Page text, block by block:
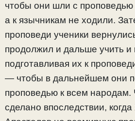
чтобы они шли с проповедью
а к язычникам не ходили.
проповеди ученики
продолжил и дальше учить и
подготавливая их к
— чтобы в дальнейшем они
проповедью к всем народам.
сделано впоследствии,